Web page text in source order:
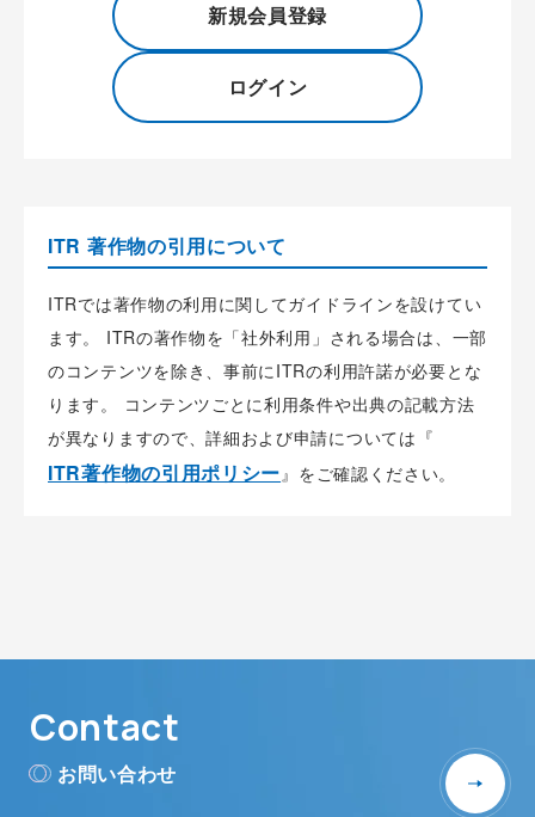
新規会員登録
ログイン
ITR 著作物の引用について
ITRでは著作物の利用に関してガイドラインを設けてい
ます。 ITRの著作物を「社外利用」される場合は、一部
のコンテンツを除き、事前にITRの利用許諾が必要とな
ります。 コンテンツごとに利用条件や出典の記載方法
が異なりますので、詳細および申請については『
ITR著作物の引用ポリシー』をご確認ください。
Contact
お問い合わせ